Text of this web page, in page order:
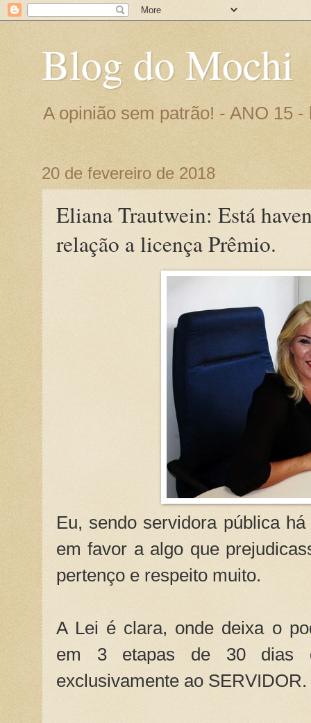
Blog do Mochi
A opinião sem patrão! - ANO 15
20 de fevereiro de 2018
Eliana Trautwein: Está
relação a licença Prêmio.
Eu, sendo servidora pública
em favor a algo que
pertenço e respeito muito.
A Lei é clara, onde deixa o
em 3 etapas de 30 dias
exclusivamente ao SERVIDOR.